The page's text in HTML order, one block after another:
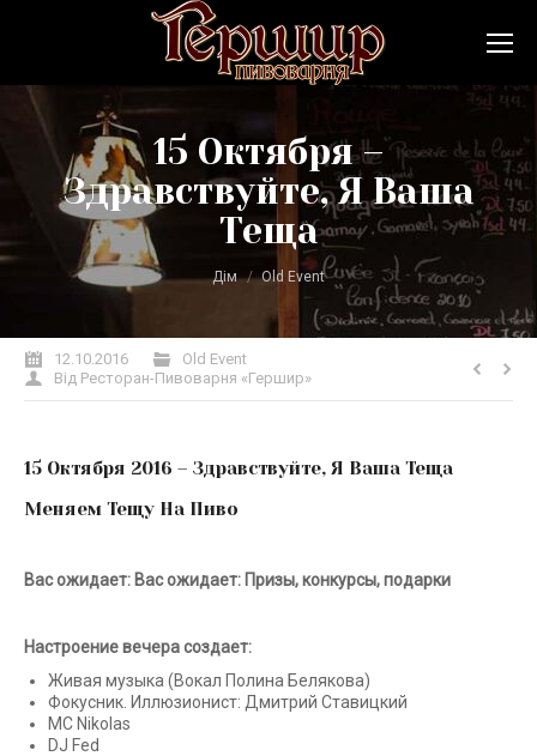
15 Октября –
Здравствуйте, Я Ваша
Теща
Ви тут: Дім Old Event
12.10.2016
Old Event
Від Ресторан-Пивоварня «Гершир»
15 Октября 2016 – Здравствуйте, Я Ваша Теща
Меняем Тещу На Пиво
Вас ожидает: Вас ожидает: Призы, конкурсы, подарки
Настроение вечера создает:
Живая музыка (Вокал Полина Белякова)
Фокусник. Иллюзионист: Дмитрий Ставицкий
МС Nikolas
DJ Fed